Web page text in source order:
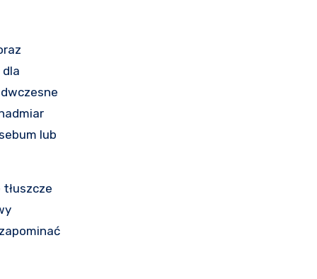
dla
lub
tłuszcze